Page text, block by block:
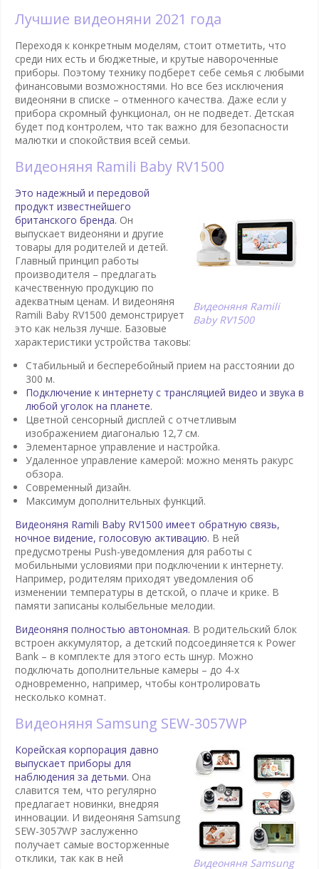
Лучшие видеоняни 2021 года
Переходя к конкретным моделям, стоит отметить, что
среди них есть и бюджетные, и крутые навороченные
приборы. Поэтому технику подберет себе семья с любыми
финансовыми возможностями. Но все без исключения
видеоняни в списке – отменного качества. Даже если у
прибора скромный функционал, он не подведет. Детская
будет под контролем, что так важно для безопасности
малютки и спокойствия всей семьи.
Видеоняня Ramili Baby RV1500
Видеоняня Ramili
Baby RV1500
Это надежный и передовой
продукт известнейшего
британского бренда. Он
выпускает видеоняни и другие
товары для родителей и детей.
Главный принцип работы
производителя – предлагать
качественную продукцию по
адекватным ценам. И видеоняня
Ramili Baby RV1500 демонстрирует
это как нельзя лучше. Базовые
характеристики устройства таковы:
Стабильный и бесперебойный прием на расстоянии до
300 м.
Подключение к интернету с трансляцией видео и звука в
любой уголок на планете.
Цветной сенсорный дисплей с отчетливым
изображением диагональю 12,7 см.
Элементарное управление и настройка.
Удаленное управление камерой: можно менять ракурс
обзора.
Современный дизайн.
Максимум дополнительных функций.
Видеоняня Ramili Baby RV1500 имеет обратную связь,
ночное видение, голосовую активацию. В ней
предусмотрены Push-уведомления для работы с
мобильными условиями при подключении к интернету.
Например, родителям приходят уведомления об
изменении температуры в детской, о плаче и крике. В
памяти записаны колыбельные мелодии.
Видеоняня полностью автономная. В родительский блок
встроен аккумулятор, а детский подсоединяется к Power
Bank – в комплекте для этого есть шнур. Можно
подключать дополнительные камеры – до 4-х
одновременно, например, чтобы контролировать
несколько комнат.
Видеоняня Samsung SEW-3057WP
Видеоняня Samsung
Корейская корпорация давно
выпускает приборы для
наблюдения за детьми. Она
славится тем, что регулярно
предлагает новинки, внедряя
инновации. И видеоняня Samsung
SEW-3057WP заслуженно
получает самые восторженные
отклики, так как в ней